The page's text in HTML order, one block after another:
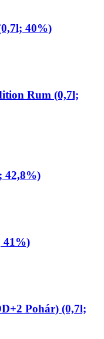
40%)
Rum (0,7l;
42,8%)
41%)
Pohár) (0,7l;